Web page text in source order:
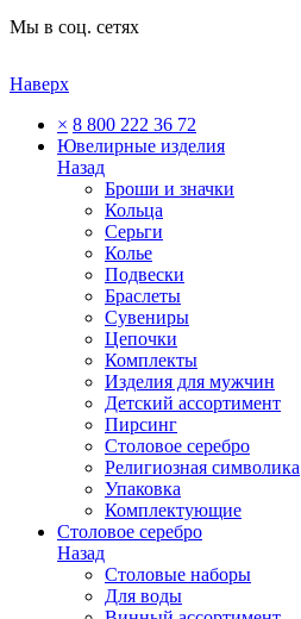
Мы в соц. сетях
Наверх
× 8 800 222 36 72
Ювелирные изделия
Назад
Броши и значки
Кольца
Серьги
Колье
Подвески
Браслеты
Сувениры
Цепочки
Комплекты
Изделия для мужчин
Детский ассортимент
Пирсинг
Столовое серебро
Религиозная символика
Упаковка
Комплектующие
Столовое серебро
Назад
Столовые наборы
Для воды